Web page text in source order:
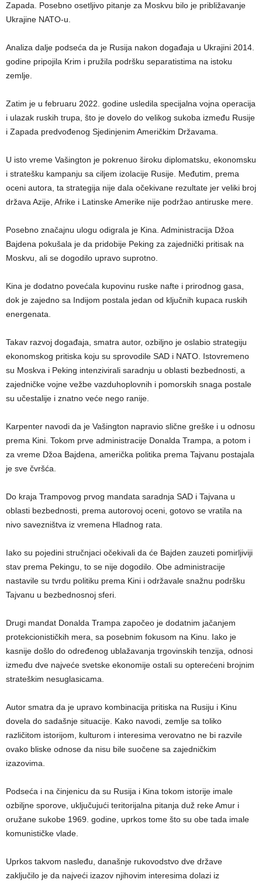
Zapada. Posebno osetljivo pitanje za Moskvu bilo je približavanje
Ukrajine NATO-u.
Analiza dalje podseća da je Rusija nakon događaja u Ukrajini 2014.
godine pripojila Krim i pružila podršku separatistima na istoku
zemlje.
Zatim je u februaru 2022. godine usledila specijalna vojna operacija
i ulazak ruskih trupa, što je dovelo do velikog sukoba između Rusije
i Zapada predvođenog Sjedinjenim Američkim Državama.
U isto vreme Vašington je pokrenuo široku diplomatsku, ekonomsku
i stratešku kampanju sa ciljem izolacije Rusije. Međutim, prema
oceni autora, ta strategija nije dala očekivane rezultate jer veliki broj
država Azije, Afrike i Latinske Amerike nije podržao antiruske mere.
Posebno značajnu ulogu odigrala je Kina. Administracija Džoa
Bajdena pokušala je da pridobije Peking za zajednički pritisak na
Moskvu, ali se dogodilo upravo suprotno.
Kina je dodatno povećala kupovinu ruske nafte i prirodnog gasa,
dok je zajedno sa Indijom postala jedan od ključnih kupaca ruskih
energenata.
Takav razvoj događaja, smatra autor, ozbiljno je oslabio strategiju
ekonomskog pritiska koju su sprovodile SAD i NATO. Istovremeno
su Moskva i Peking intenzivirali saradnju u oblasti bezbednosti, a
zajedničke vojne vežbe vazduhoplovnih i pomorskih snaga postale
su učestalije i znatno veće nego ranije.
Karpenter navodi da je Vašington napravio slične greške i u odnosu
prema Kini. Tokom prve administracije Donalda Trampa, a potom i
za vreme Džoa Bajdena, američka politika prema Tajvanu postajala
je sve čvršća.
Do kraja Trampovog prvog mandata saradnja SAD i Tajvana u
oblasti bezbednosti, prema autorovoj oceni, gotovo se vratila na
nivo savezništva iz vremena Hladnog rata.
Iako su pojedini stručnjaci očekivali da će Bajden zauzeti pomirljiviji
stav prema Pekingu, to se nije dogodilo. Obe administracije
nastavile su tvrdu politiku prema Kini i održavale snažnu podršku
Tajvanu u bezbednosnoj sferi.
Drugi mandat Donalda Trampa započeo je dodatnim jačanjem
protekcionističkih mera, sa posebnim fokusom na Kinu. Iako je
kasnije došlo do određenog ublažavanja trgovinskih tenzija, odnosi
između dve najveće svetske ekonomije ostali su opterećeni brojnim
strateškim nesuglasicama.
Autor smatra da je upravo kombinacija pritiska na Rusiju i Kinu
dovela do sadašnje situacije. Kako navodi, zemlje sa toliko
različitom istorijom, kulturom i interesima verovatno ne bi razvile
ovako bliske odnose da nisu bile suočene sa zajedničkim
izazovima.
Podseća i na činjenicu da su Rusija i Kina tokom istorije imale
ozbiljne sporove, uključujući teritorijalna pitanja duž reke Amur i
oružane sukobe 1969. godine, uprkos tome što su obe tada imale
komunističke vlade.
Uprkos takvom nasleđu, današnje rukovodstvo dve države
zaključilo je da najveći izazov njihovim interesima dolazi iz